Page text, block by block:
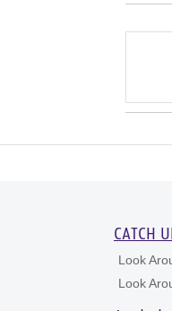
CATCH
Look
Look